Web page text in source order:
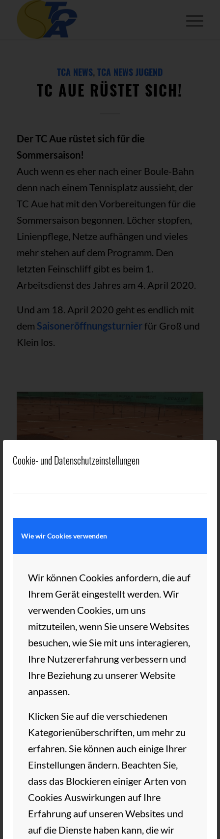
Cookie- und Datenschutzeinstellungen
Wie wir Cookies verwenden
Wir können Cookies anfordern, die auf
Ihrem Gerät eingestellt werden. Wir
verwenden Cookies, um uns
mitzuteilen, wenn Sie unsere Websites
besuchen, wie Sie mit uns interagieren,
Ihre Nutzererfahrung verbessern und
Ihre Beziehung zu unserer Website
anpassen.
Klicken Sie auf die verschiedenen
Kategorienüberschriften, um mehr zu
erfahren. Sie können auch einige Ihrer
Einstellungen ändern. Beachten Sie,
dass das Blockieren einiger Arten von
Cookies Auswirkungen auf Ihre
Erfahrung auf unseren Websites und
auf die Dienste haben kann, die wir
TCA NEWS, TCA NEWS JUGEND
TC AUE RÜSTET SICH!
Der TC Aue rüstet sich für die
Sommersaison!
Auch wenn es eher nach einer Boule-Bahn
denn nach einem Tennisplatz aussieht, der
TC Aue hat mit den Vorbereitungen für die
Sommersaison begonnen. Löcher stopfen,
Linienpflege, Netze aufhängen und vieles
mehr stehen auf dem Programm. Den
letzten Feinschliff gibt es beim 1.
Arbeitsdienst des Jahres am 4. April 2020.
Und am 18. April 2020 geht es endlich mit
dem Saisoneröffnungsturnierfür Groß und
Klein los.
Wir freuen uns auf die Sommersaison!
Herzliche Grüße